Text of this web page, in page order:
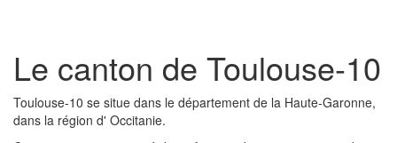
Le canton de Toulouse-10
Toulouse-10 se situe dans le département de la Haute-Garonne,
dans la région d' Occitanie.